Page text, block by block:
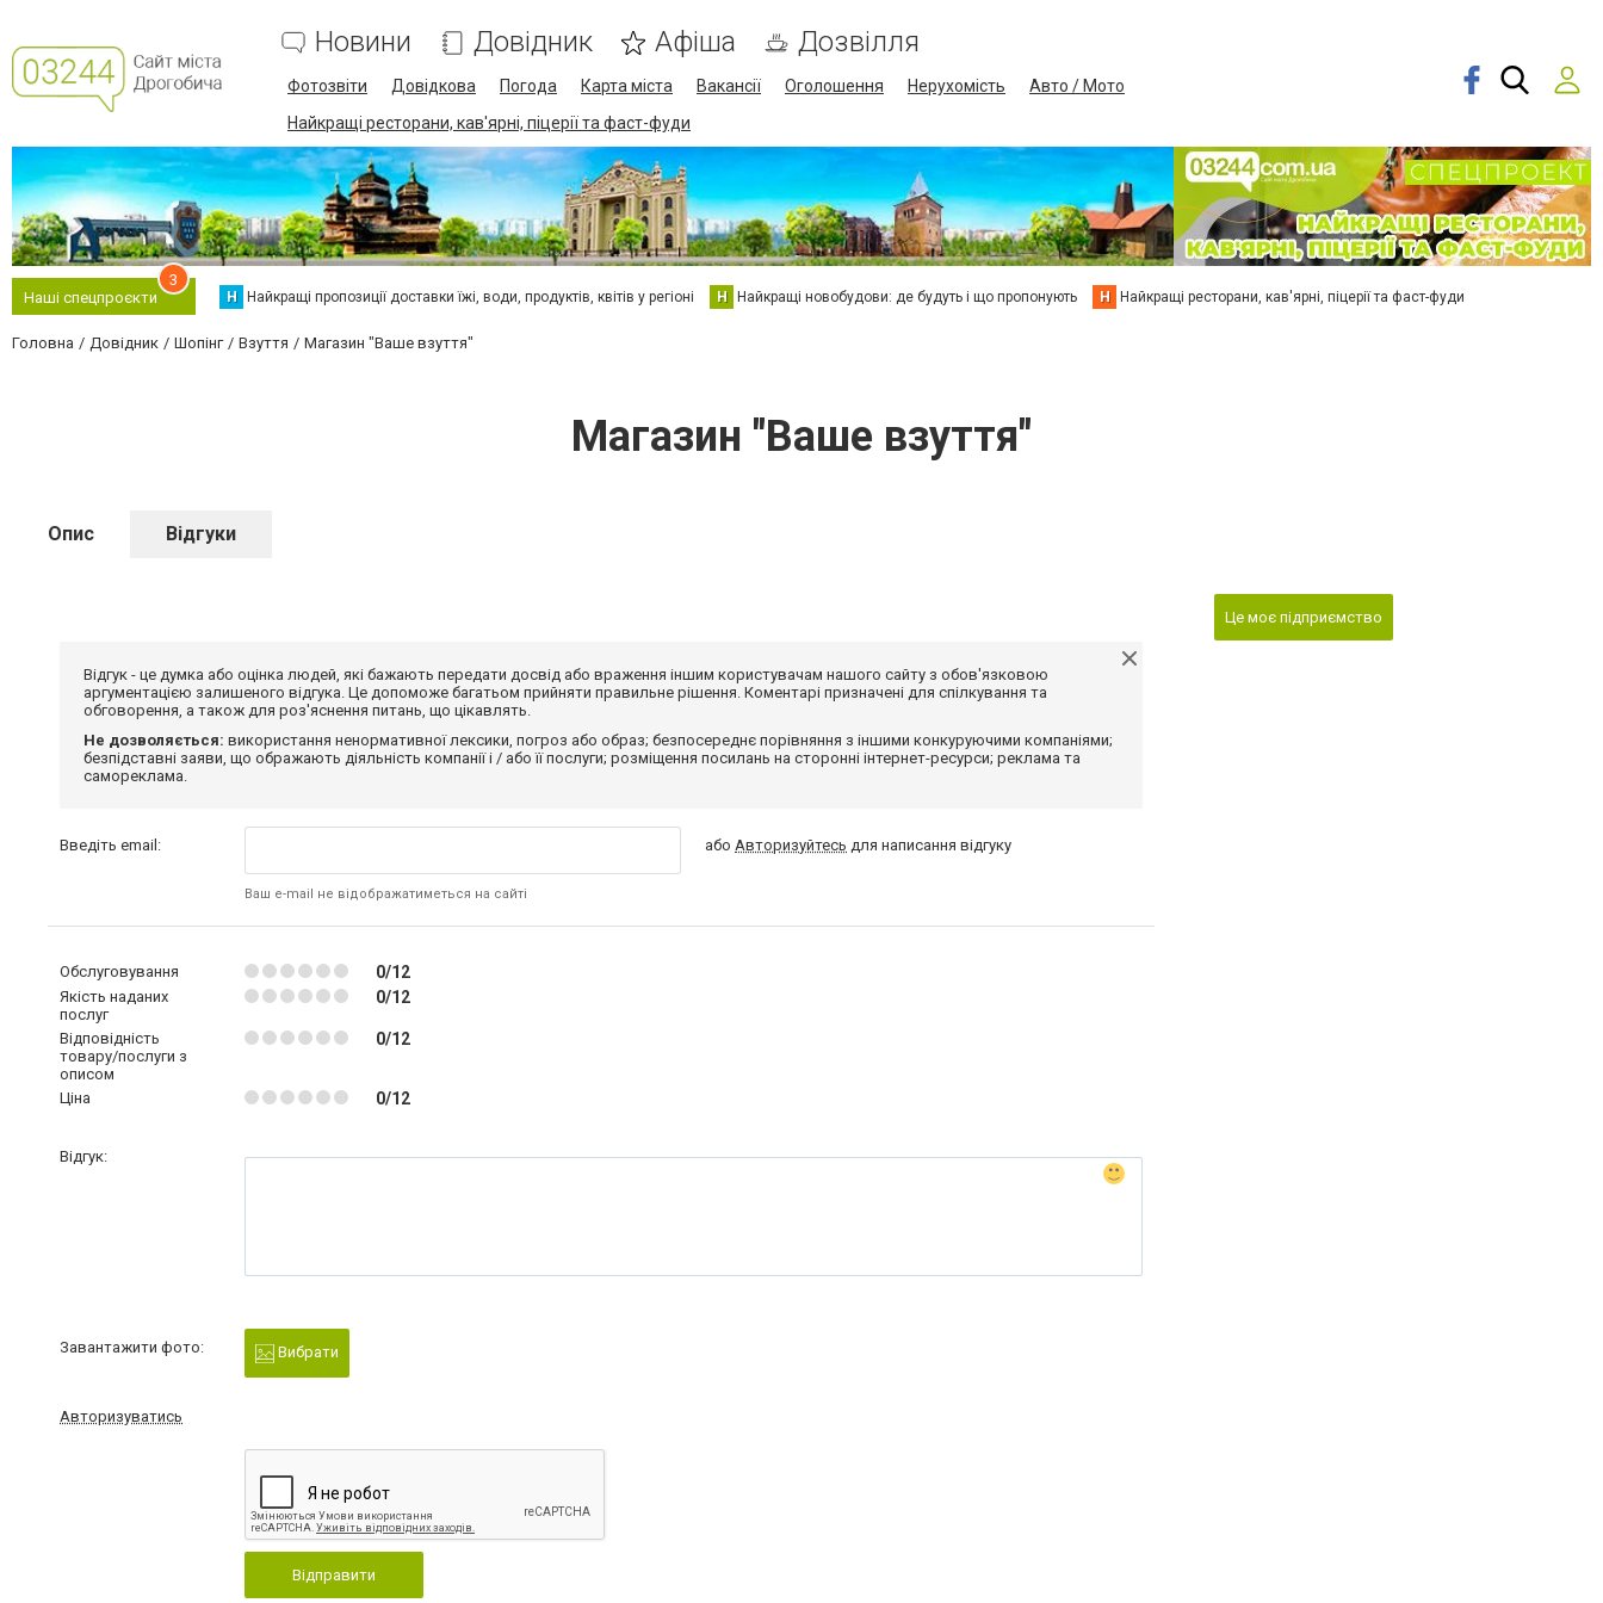
Новини Довідник Афіша Дозвілля
Фотозвіти Довідкова Погода Карта міста Вакансії Оголошення Нерухомість
Авто / Мото
Найкращі ресторани, кав'ярні, піцерії та фаст-фуди
Наші спецпроєкти
3
Н Найкращі пропозиції доставки їжі, води, продуктів, квітів у регіоні Н Найкращі новобудови: де будуть і що пропонують Н Найкращі ресторани, кав'ярні, піцерії та фаст-фуди
Головна Довідник Шопінг Взуття Магазин "Ваше взуття"
Магазин "Ваше взуття"
Опис Відгуки
Відгук - це думка або оцінка людей, які бажають передати досвід або враження іншим користувачам нашого сайту з обов'язковою
аргументацією залишеного відгука. Це допоможе багатьом прийняти правильне рішення. Коментарі призначені для спілкування та
обговорення, а також для роз'яснення питань, що цікавлять.
Не дозволяється: використання ненормативної лексики, погроз або образ; безпосереднє порівняння з іншими конкуруючими компаніями;
безпідставні заяви, що ображають діяльність компанії і / або її послуги; розміщення посилань на сторонні інтернет-ресурси; реклама та
самореклама.
Введіть email:
Ваш e-mail не відображатиметься на сайті
абоАвторизуйтесь для написання відгуку
Обслуговування 0/12
Якість наданих
послуг
0/12
Відповідність
товару/послуги з
описом
0/12
Ціна 0/12
Відгук:
Завантажити фото: Вибрати
Авторизуватись
Відправити
Це моє підприємство